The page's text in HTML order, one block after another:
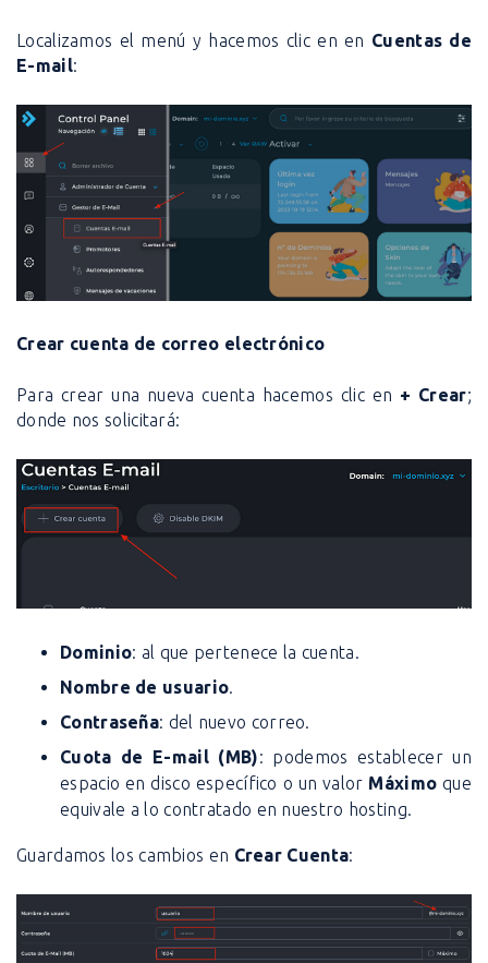
Localizamos el menú y hacemos clic en en Cuentas de
E-mail:
Crear cuenta de correo electrónico
Para crear una nueva cuenta hacemos clic en + Crear;
donde nos solicitará:
Dominio: al que pertenece la cuenta.
Nombre de usuario.
Contraseña: del nuevo correo.
Cuota de E-mail (MB): podemos establecer un
espacio en disco específico o un valor Máximo que
equivale a lo contratado en nuestro hosting.
Guardamos los cambios en Crear Cuenta: